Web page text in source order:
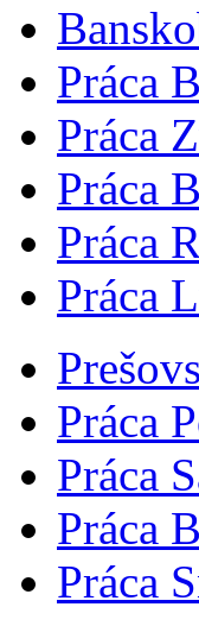
Práca
Práca
Práca
Práca
Práca
Práca
Práca
Práca
Práca